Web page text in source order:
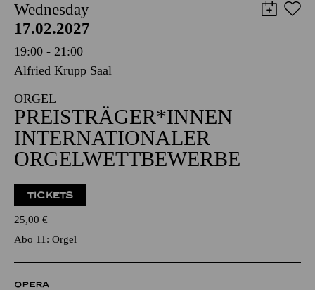
Wednesday
17.02.2027
19:00 - 21:00
Alfried Krupp Saal
ORGEL
PREISTRÄGER*INNEN
INTERNATIONALER
ORGELWETTBEWERBE
TICKETS
25,00 €
Abo 11: Orgel
OPERA